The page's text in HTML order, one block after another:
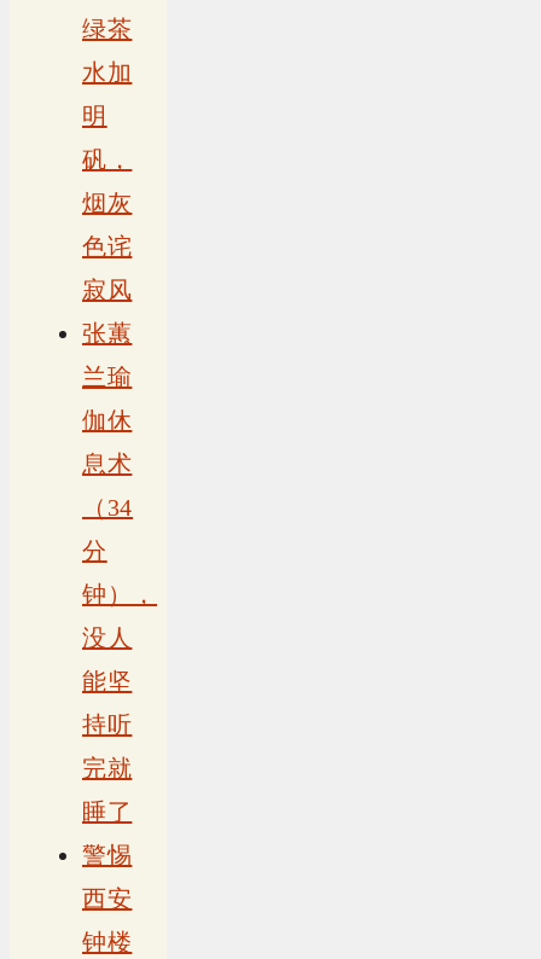
绿茶
水加
明
矾，
烟灰
色诧
寂风
张蕙
兰瑜
伽休
息术
（34
分
钟），
没人
能坚
持听
完就
睡了
警惕
西安
钟楼